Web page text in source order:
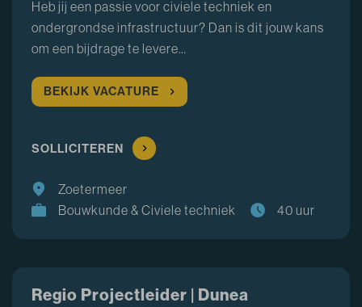
Heb jij een passie voor civiele techniek en
ondergrondse infrastructuur? Dan is dit jouw kans
om een bijdrage te levere…
BEKIJK VACATURE
SOLLICITEREN
Zoetermeer
Bouwkunde & Civiele techniek
40 uur
Regio Projectleider | Dunea